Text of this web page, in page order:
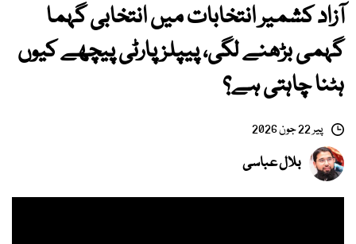
آزاد کشمیر انتخابات میں انتخابی گہما
گہمی بڑھنے لگی، پیپلز پارٹی پیچھے کیوں
ہٹنا چاہتی ہے؟
پیر 22 جون 2026
بلال عباسی